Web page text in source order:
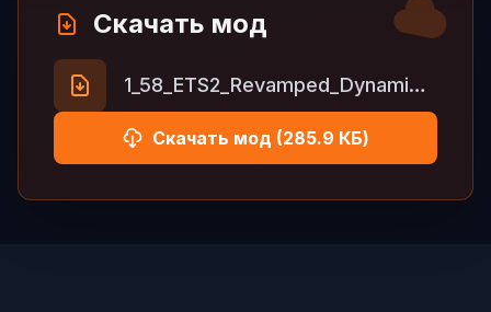
Скачать мод
1_58_ETS2_Revamped_Dynamic_Suspension_6_4_5_12_fix.zip
Скачать мод (285.9 КБ)